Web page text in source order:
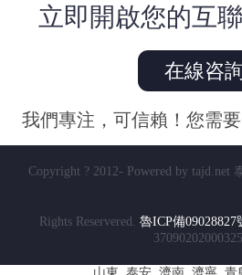
立即開啟您的互
在線咨
我們專注，可信賴！您需
Copyright ? 2012- Powered by tajd.net
Rights Reservered. 魯ICP備09028827